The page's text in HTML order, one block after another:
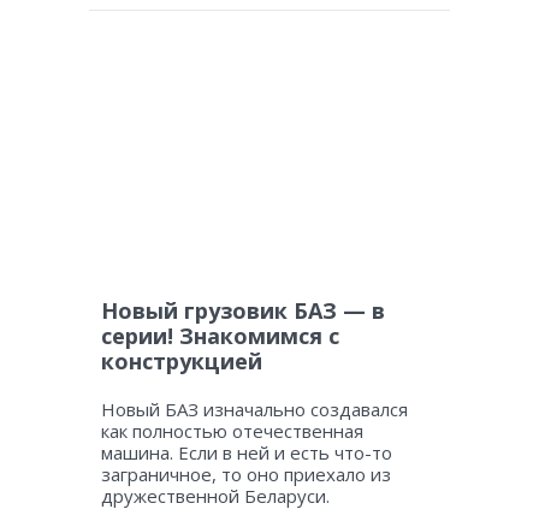
Новый грузовик БАЗ — в
серии! Знакомимся с
конструкцией
Новый БАЗ изначально создавался
как полностью отечественная
машина. Если в ней и есть что-то
заграничное, то оно приехало из
дружественной Беларуси.